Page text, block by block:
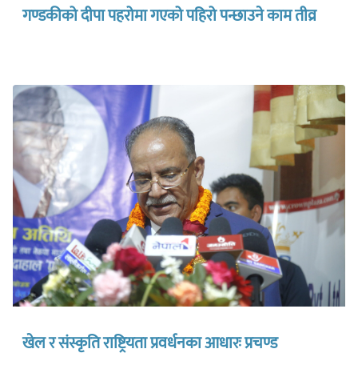
गण्डकीको दीपा पहरोमा गएको पहिरो पन्छाउने काम तीव्र
खेल र संस्कृति राष्ट्रियता प्रवर्धनका आधारः प्रचण्ड